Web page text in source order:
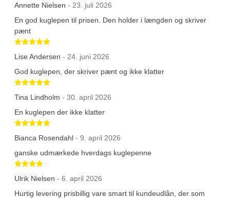
Annette Nielsen - 23. juli 2026
En god kuglepen til prisen. Den holder i længden og skriver
pænt
Betygsatt 5 av 5 stjärnor
Lise Andersen - 24. juni 2026
God kuglepen, der skriver pænt og ikke klatter
Betygsatt 5 av 5 stjärnor
Tina Lindholm - 30. april 2026
En kuglepen der ikke klatter
Betygsatt 5 av 5 stjärnor
Bianca Rosendahl - 9. april 2026
ganske udmærkede hverdags kuglepenne
Ulrik Nielsen - 6. april 2026
Hurtig levering prisbillig vare smart til kundeudlån, der som